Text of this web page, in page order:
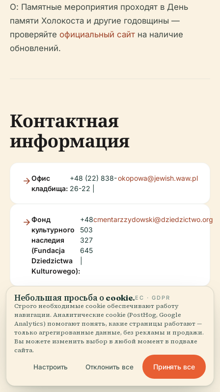
О: Памятные мероприятия проходят в День
памяти Холокоста и другие годовщины —
проверяйте официальный сайт на наличие
обновлений.
Контактная
информация
Офис
кладбища:
+48 (22) 838-
26-22 |
okopowa@jewish.waw.pl
Фонд
культурного
наследия
(Fundacja
Dziedzictwa
Kulturowego):
+48
503
327
645
cmentarzzydowski@dziedzictwo.org
Официальный сайт
Небольшая просьба о cookie.ЕС · GDPR
Строго необходимые cookie обеспечивают работу
навигации. Аналитические cookie (PostHog, Google
Analytics) помогают понять, какие страницы работают —
только агрегированные данные, без рекламы и продажи.
Вы можете изменить выбор в любой момент в подвале
сайта.
Настроить Отклонить все Принять все